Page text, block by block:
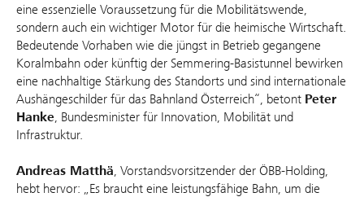
eine essenzielle Voraussetzung für die Mobilitätswende,
sondern auch ein wichtiger Motor für die heimische Wirtschaft.
Bedeutende Vorhaben wie die jüngst in Betrieb gegangene
Koralmbahn oder künftig der Semmering-Basistunnel bewirken
eine nachhaltige Stärkung des Standorts und sind internationale
Aushängeschilder für das Bahnland Österreich“, betont Peter
Hanke, Bundesminister für Innovation, Mobilität und
Infrastruktur.
Andreas Matthä, Vorstandsvorsitzender der ÖBB-Holding,
hebt hervor: „Es braucht eine leistungsfähige Bahn, um die